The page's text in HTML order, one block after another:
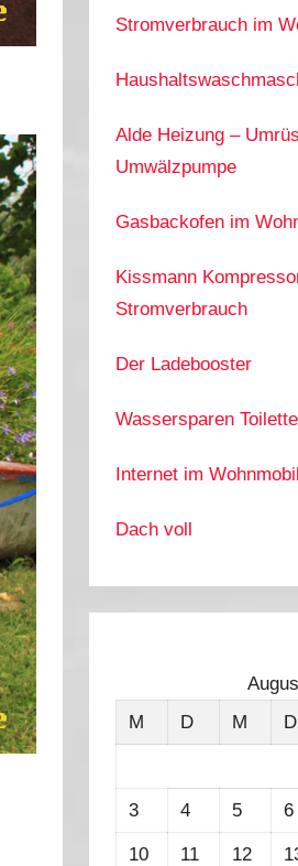
Stromverbrauch im
Alde Heizung –
Umwälzpumpe
Gasbackofen im
Kissmann
Stromverbrauch
Der Ladebooster
Wassersparen Toilette
Internet im Wohnmobil
Dach voll
M
D M D
3 4 5 6
10 11 12